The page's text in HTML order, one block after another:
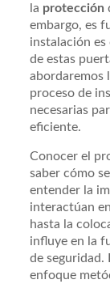
la protección
embargo, es
instalación
de estas
abordaremos
proceso de
necesarias
eficiente.
Conocer el
saber cómo
entender la
interactúan
hasta la
influye en la
de seguridad.
enfoque